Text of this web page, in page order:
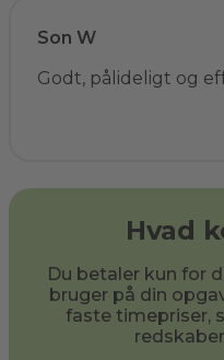
Son W
Godt, pålideligt og
Hvad
Du betaler kun for
bruger på din
faste timepriser,